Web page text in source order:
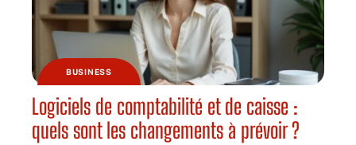
BUSINESS
Logiciels de comptabilité et de caisse :
quels sont les changements à prévoir ?